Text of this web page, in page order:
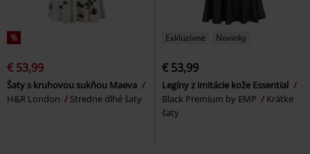
%
€ 53,99
Šaty s kruhovou sukňou Maeva
H&R London
Stredne dlhé šaty
Exkluzívne Novinky
€ 53,99
Legíny z imitácie kože Essential
Black Premium by EMP
Krátke
šaty